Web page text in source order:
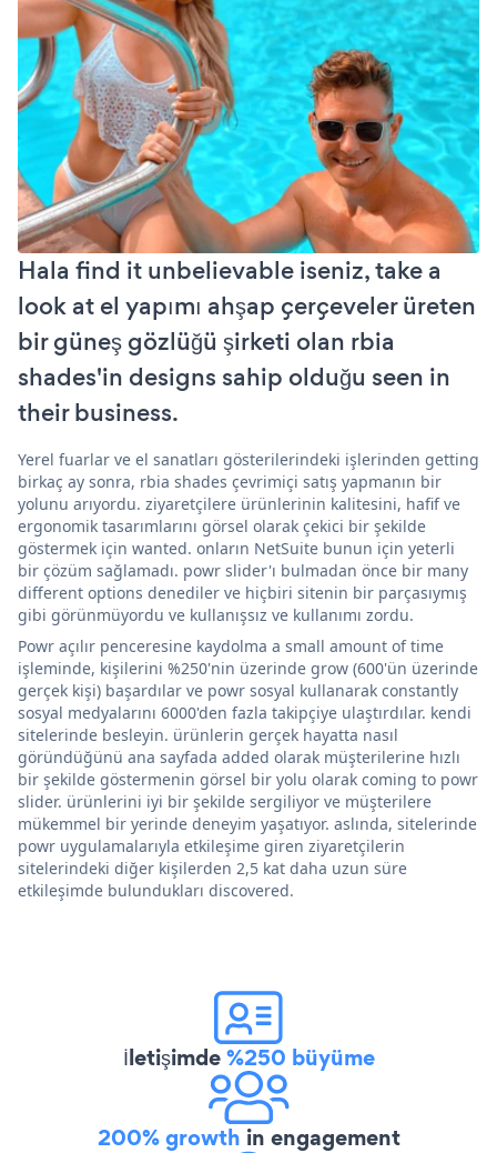
Hala find it unbelievable iseniz, take a
look at el yapımı ahşap çerçeveler üreten
bir güneş gözlüğü şirketi olan rbia
shades'in designs sahip olduğu seen in
their business.
Yerel fuarlar ve el sanatları gösterilerindeki işlerinden getting
birkaç ay sonra, rbia shades çevrimiçi satış yapmanın bir
yolunu arıyordu. ziyaretçilere ürünlerinin kalitesini, hafif ve
ergonomik tasarımlarını görsel olarak çekici bir şekilde
göstermek için wanted. onların NetSuite bunun için yeterli
bir çözüm sağlamadı. powr slider'ı bulmadan önce bir many
different options denediler ve hiçbiri sitenin bir parçasıymış
gibi görünmüyordu ve kullanışsız ve kullanımı zordu.
Powr açılır penceresine kaydolma a small amount of time
işleminde, kişilerini %250'nin üzerinde grow (600'ün üzerinde
gerçek kişi) başardılar ve powr sosyal kullanarak constantly
sosyal medyalarını 6000'den fazla takipçiye ulaştırdılar. kendi
sitelerinde besleyin. ürünlerin gerçek hayatta nasıl
göründüğünü ana sayfada added olarak müşterilerine hızlı
bir şekilde göstermenin görsel bir yolu olarak coming to powr
slider. ürünlerini iyi bir şekilde sergiliyor ve müşterilere
mükemmel bir yerinde deneyim yaşatıyor. aslında, sitelerinde
powr uygulamalarıyla etkileşime giren ziyaretçilerin
sitelerindeki diğer kişilerden 2,5 kat daha uzun süre
etkileşimde bulundukları discovered.
İletişimde%250 büyüme
200% growth in engagement